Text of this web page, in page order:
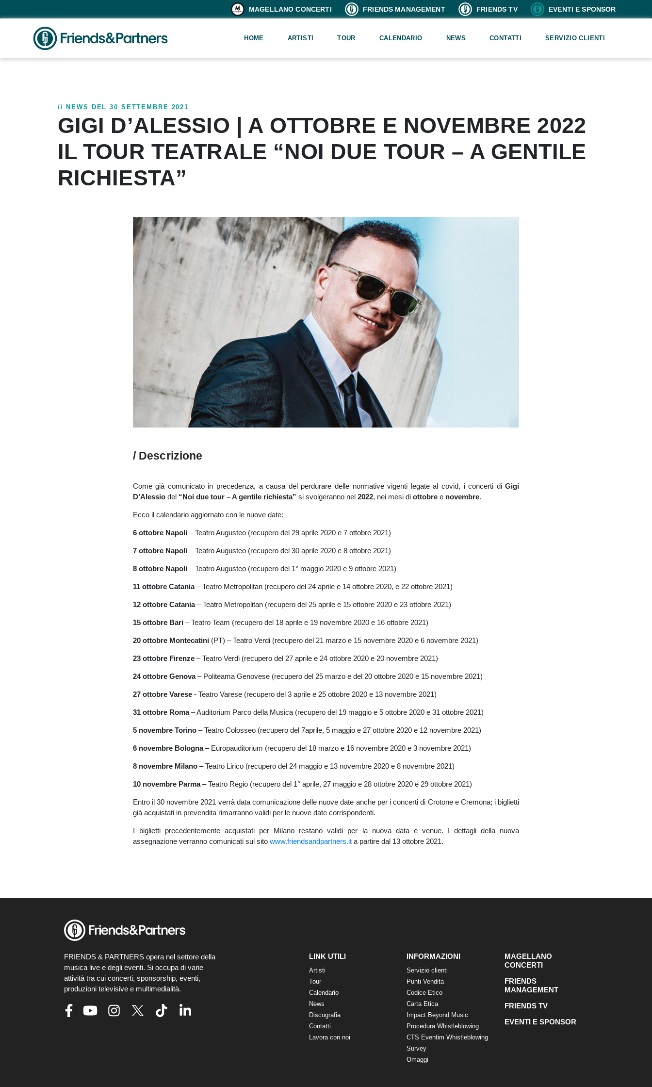
MAGELLANO CONCERTI FRIENDS MANAGEMENT FRIENDS TV EVENTI E SPONSOR
HOME ARTISTI TOUR CALENDARIO NEWS CONTATTI SERVIZIO CLIENTI
// NEWS DEL 30 SETTEMBRE 2021
GIGI D’ALESSIO | A OTTOBRE E NOVEMBRE 2022
IL TOUR TEATRALE “NOI DUE TOUR – A GENTILE
RICHIESTA”
/ Descrizione
Come già comunicato in precedenza, a causa del perdurare delle normative vigenti legate al covid, i concerti diGigi
D’Alessio del “Noi due tour – A gentile richiesta” si svolgeranno nel 2022, nei mesi diottobre enovembre.
Ecco il calendario aggiornato con le nuove date:
6 ottobre Napoli– Teatro Augusteo (recupero del 29 aprile 2020 e 7 ottobre 2021)
7 ottobre Napoli– Teatro Augusteo (recupero del 30 aprile 2020 e 8 ottobre 2021)
8 ottobre Napoli– Teatro Augusteo (recupero del 1° maggio 2020 e 9 ottobre 2021)
11 ottobre Catania– Teatro Metropolitan (recupero del 24 aprile e 14 ottobre 2020, e 22 ottobre 2021)
12 ottobre Catania– Teatro Metropolitan (recupero del 25 aprile e 15 ottobre 2020 e 23 ottobre 2021)
15 ottobre Bari– Teatro Team (recupero del 18 aprile e 19 novembre 2020 e 16 ottobre 2021)
20 ottobre Montecatini (PT) – Teatro Verdi (recupero del 21 marzo e 15 novembre 2020 e 6 novembre 2021)
23 ottobre Firenze– Teatro Verdi (recupero del 27 aprile e 24 ottobre 2020 e 20 novembre 2021)
24 ottobre Genova– Politeama Genovese (recupero del 25 marzo e del 20 ottobre 2020 e 15 novembre 2021)
27 ottobre Varese- Teatro Varese (recupero del 3 aprile e 25 ottobre 2020 e 13 novembre 2021)
31 ottobre Roma– Auditorium Parco della Musica (recupero del 19 maggio e 5 ottobre 2020 e 31 ottobre 2021)
5 novembre Torino– Teatro Colosseo (recupero del 7aprile, 5 maggio e 27 ottobre 2020 e 12 novembre 2021)
6 novembre Bologna– Europauditorium (recupero del 18 marzo e 16 novembre 2020 e 3 novembre 2021)
8 novembre Milano– Teatro Lirico (recupero del 24 maggio e 13 novembre 2020 e 8 novembre 2021)
10 novembre Parma– Teatro Regio (recupero del 1° aprile, 27 maggio e 28 ottobre 2020 e 29 ottobre 2021)
Entro il 30 novembre 2021 verrà data comunicazione delle nuove date anche per i concerti di Crotone e Cremona; i biglietti
già acquistati in prevendita rimarranno validi per le nuove date corrispondenti.
I biglietti precedentemente acquistati per Milano restano validi per la nuova data e venue. I dettagli della nuova
assegnazione verranno comunicati sul sito www.friendsandpartners.ita partire dal 13 ottobre 2021.
FRIENDS & PARTNERS opera nel settore della
musica live e degli eventi. Si occupa di varie
attività tra cui concerti, sponsorship, eventi,
produzioni televisive e multimedialità.
LINK UTILI
Artisti
Tour
Calendario
News
Discografia
Contatti
Lavora con noi
INFORMAZIONI
Servizio clienti
Punti Vendita
Codice Etico
Carta Etica
Impact Beyond Music
Procedura Whistleblowing
CTS Eventim Whistleblowing
Survey
Omaggi
MAGELLANO
CONCERTI
FRIENDS
MANAGEMENT
FRIENDS TV
EVENTI E SPONSOR